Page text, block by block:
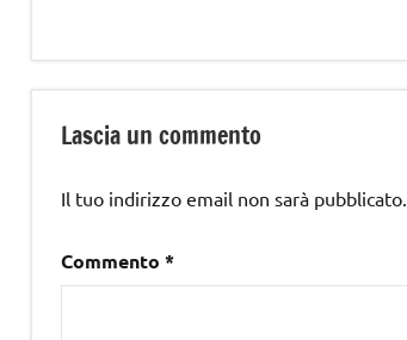
Lascia un commento
Il tuo indirizzo email non sarà pubblicato.
Commento *